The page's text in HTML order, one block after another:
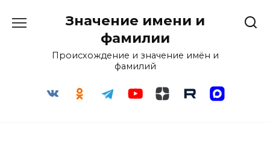
Значение имени и
фамилии
Происхождение и значение имён и
фамилий